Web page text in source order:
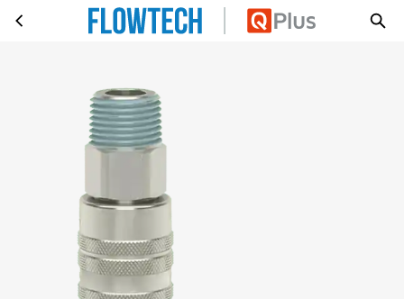
Ga naar hoofdinhoudKOP.ORION Ø5,5 BU G1/4 RVS303